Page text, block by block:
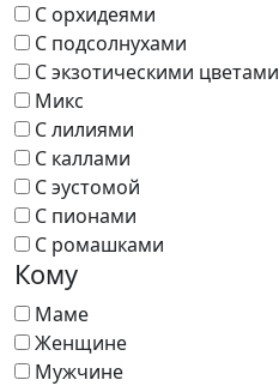
С орхидеями
С подсолнухами
С экзотическими цветами
Микс
С лилиями
С каллами
С эустомой
С пионами
С ромашками
Кому
Маме
Женщине
Мужчине